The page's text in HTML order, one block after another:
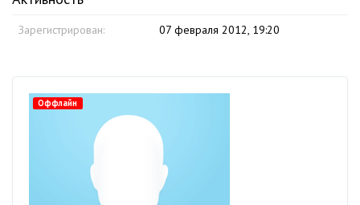
Зарегистрирован: 07 февраля 2012, 19:20
Оффлайн